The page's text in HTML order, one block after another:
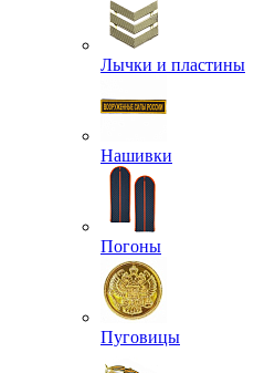
Лычки и пластины
Нашивки
Погоны
Пуговицы